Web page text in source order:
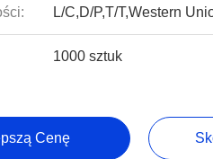
L/C,D/P,T/T,Western
1000 sztuk
Cenę